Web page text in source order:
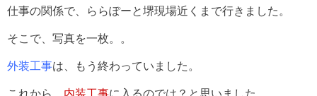
仕事の関係で、ららぽーと堺現場近くまで行きました。
そこで、写真を一枚。。
外装工事は、もう終わっていました。
これから、 内装工事に入るのでは？と思いました。